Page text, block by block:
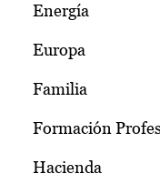
Energía
Europa
Familia
Formación
Hacienda